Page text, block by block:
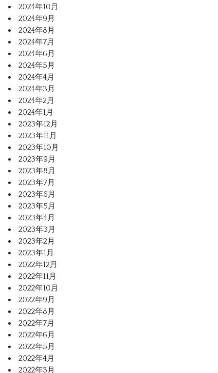
2024年10月
2024年9月
2024年8月
2024年7月
2024年6月
2024年5月
2024年4月
2024年3月
2024年2月
2024年1月
2023年12月
2023年11月
2023年10月
2023年9月
2023年8月
2023年7月
2023年6月
2023年5月
2023年4月
2023年3月
2023年2月
2023年1月
2022年12月
2022年11月
2022年10月
2022年9月
2022年8月
2022年7月
2022年6月
2022年5月
2022年4月
2022年3月